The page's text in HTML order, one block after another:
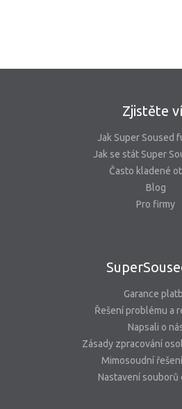
Zjistěte
Jak Super Soused
Jak se stát Super
Často kladené
Blog
Pro firmy
Garance
Řešení problému a
Napsali o
Zásady zpracování
Mimosoudní
Nastavení souborů